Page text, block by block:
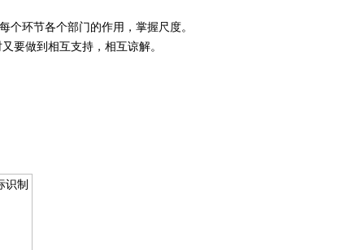
个环节各个部门的作用，掌握尺度。
要做到相互支持，相互谅解。